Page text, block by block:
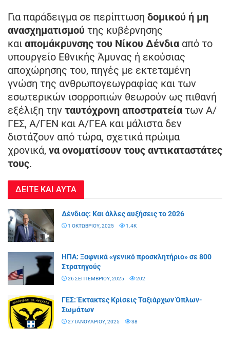
Για παράδειγμα σε περίπτωση δομικού ή μη
ανασχηματισμού της κυβέρνησης
και απομάκρυνσης του Νίκου Δένδια από το
υπουργείο Εθνικής Άμυνας ή εκούσιας
αποχώρησης του, πηγές με εκτεταμένη
γνώση της ανθρωπογεωγραφίας και των
εσωτερικών ισορροπιών θεωρούν ως πιθανή
εξέλιξη την ταυτόχρονη αποστρατεία των Α/
ΓΕΣ, Α/ΓΕΝ και Α/ΓΕΑ και μάλιστα δεν
διστάζουν από τώρα, σχετικά πρώιμα
χρονικά, να ονοματίσουν τους αντικαταστάτες
τους.
ΔΕΙΤΕ ΚΑΙ ΑΥΤΑ
Δένδιας: Και άλλες αυξήσεις το 2026
1 ΟΚΤΩΒΡΊΟΥ, 2025 1.4K
ΗΠΑ: Ξαφνικά «γενικό προσκλητήριο» σε 800
Στρατηγούς
26 ΣΕΠΤΕΜΒΡΊΟΥ, 2025 202
ΓΕΣ: Έκτακτες Κρίσεις Ταξιάρχων Όπλων-
Σωμάτων
27 ΙΑΝΟΥΑΡΊΟΥ, 2025 38